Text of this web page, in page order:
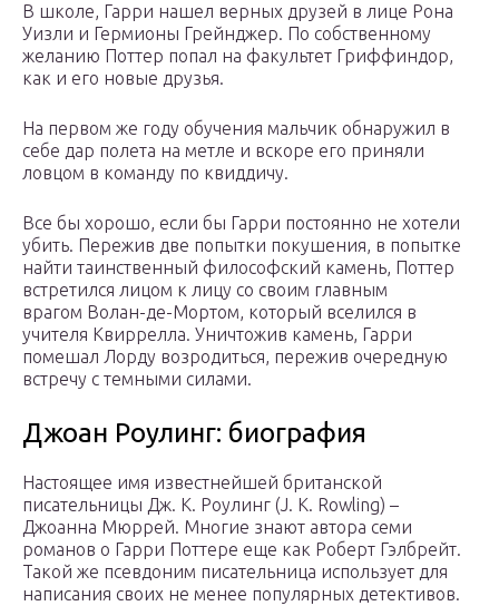
В школе, Гарри нашел верных друзей в лице Рона
Уизли и Гермионы Грейнджер. По собственному
желанию Поттер попал на факультет Гриффиндор,
как и его новые друзья.
На первом же году обучения мальчик обнаружил в
себе дар полета на метле и вскоре его приняли
ловцом в команду по квиддичу.
Все бы хорошо, если бы Гарри постоянно не хотели
убить. Пережив две попытки покушения, в попытке
найти таинственный философский камень, Поттер
встретился лицом к лицу со своим главным
врагом Волан-де-Мортом, который вселился в
учителя Квиррелла. Уничтожив камень, Гарри
помешал Лорду возродиться, пережив очередную
встречу с темными силами.
Джоан Роулинг: биография
Настоящее имя известнейшей британской
писательницы Дж. К. Роулинг (J. K. Rowling) –
Джоанна Мюррей. Многие знают автора семи
романов о Гарри Поттере еще как Роберт Гэлбрейт.
Такой же псевдоним писательница использует для
написания своих не менее популярных детективов.